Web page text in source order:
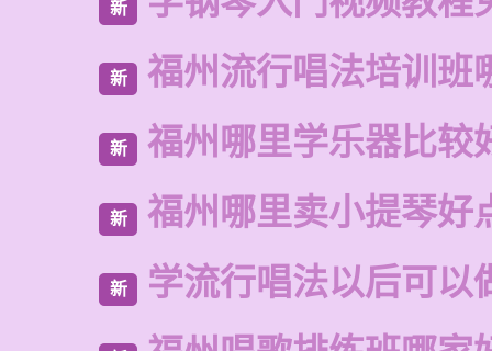
新
新 福州流行唱法培训班
新 福州哪里学乐器比较
新 福州哪里卖小提琴好
新 学流行唱法以后可以